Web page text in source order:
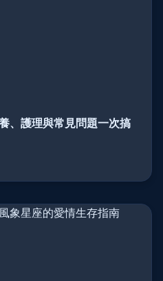
、護理與常見問題一次搞